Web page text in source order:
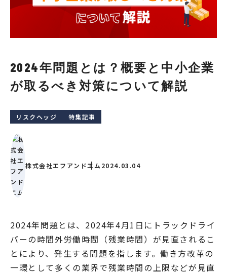
2024年問題とは？概要と中小企業
が取るべき対策について解説
リスクヘッジ 特集記事
株式会社エフアンドエム 2024.03.04
2024年問題とは、2024年4月1日にトラックドライ
バーの時間外労働時間（残業時間）が見直されるこ
とにより、発生する問題を指します。働き方改革の
一環として多くの業界で残業時間の上限などが見直